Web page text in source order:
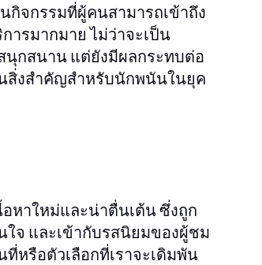
กิจกรรมที่ผู้คนสามารถเข้าถึง
ารมากมาย ไม่ว่าจะเป็น
กสนาน แต่ยังมีผลกระทบต่อ
นสิ่งสำคัญสำหรับนักพนันในยุค
หาใหม่และน่าตื่นเต้น ซึ่งถูก
ใจ และเข้ากับรสนิยมของผู้ชม
หรือตัวเลือกที่เราจะเดิมพัน